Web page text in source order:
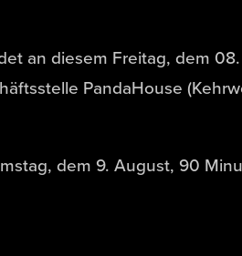
an diesem Freitag, dem 08.
PandaHouse
dem 9. August, 90